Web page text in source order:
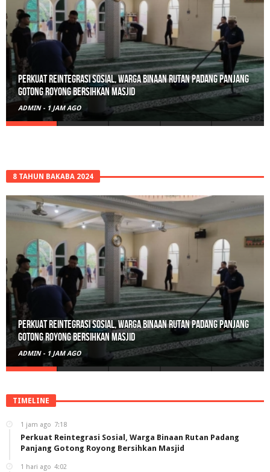
Perkuat Reintegrasi Sosial, Warga Binaan Rutan Padang Panjang
Gotong Royong Bersihkan Masjid
ADMIN - 1 JAM AGO
8 TAHUN BAKABA 2024
Perkuat Reintegrasi Sosial, Warga Binaan Rutan Padang Panjang
Gotong Royong Bersihkan Masjid
ADMIN - 1 JAM AGO
TIMELINE
1 jam ago 7:18
Perkuat Reintegrasi Sosial, Warga Binaan Rutan Padang
Panjang Gotong Royong Bersihkan Masjid
1 hari ago 4:02